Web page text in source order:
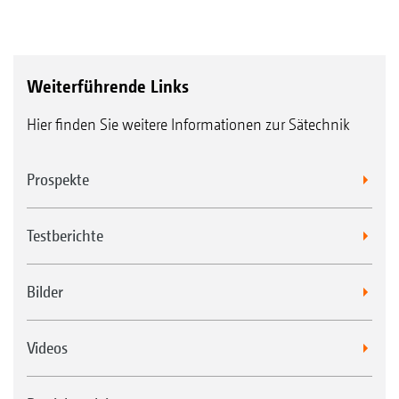
Weiterführende Links
Hier finden Sie weitere Informationen zur Sätechnik
Prospekte
Testberichte
Bilder
Videos